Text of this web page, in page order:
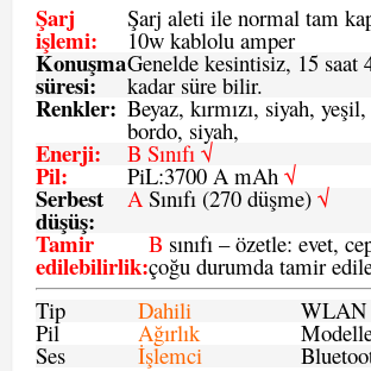
Şarj
işlemi:
Şarj aleti ile normal tam
10w kablolu amper
Konuşma
süresi:
Genelde kesintisiz, 15 saat
kadar süre bilir.
Renkler: Beyaz, kırmızı, siyah,
bordo, siyah,
Enerji: B Sınıfı √
Pil: PiL:3700 A mAh √
Serbest
düşüş:
ASınıfı (270 düşme) √
Tamir
edilebilirlik:
B sınıfı – özetle: evet,
çoğu durumda tamir
Tip
Dahili WLAN
Pil Ağırlık
Ses İşlemci